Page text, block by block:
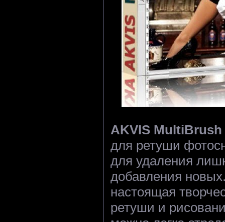
AKVIS MultiBrush
для ретуши
для удаления
добавления
настоящая
ретуши и